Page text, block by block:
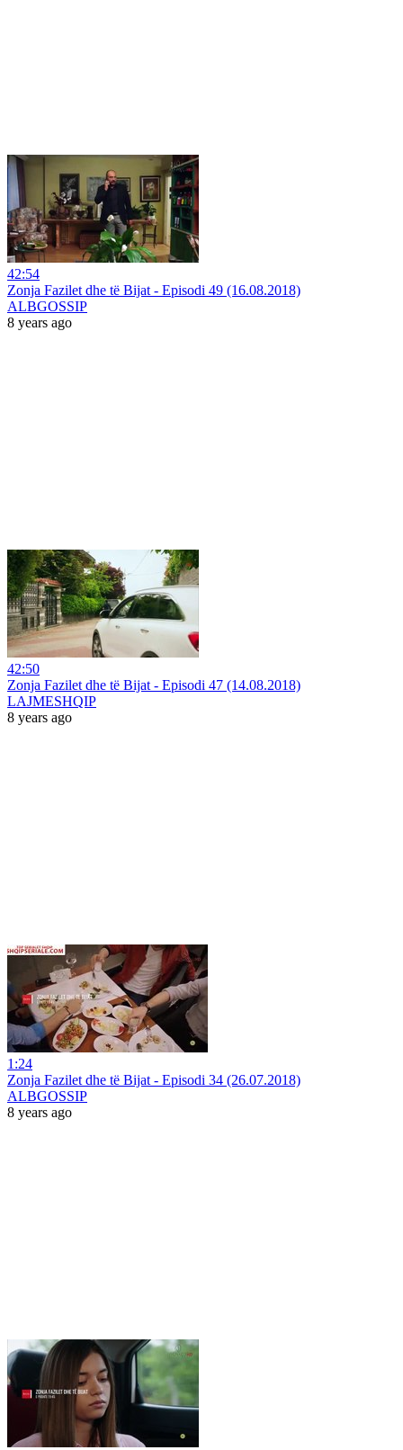
42:54
Zonja Fazilet dhe të Bijat - Episodi 49 (16.08.2018)
ALBGOSSIP
8 years ago
42:50
Zonja Fazilet dhe të Bijat - Episodi 47 (14.08.2018)
LAJMESHQIP
8 years ago
1:24
Zonja Fazilet dhe të Bijat - Episodi 34 (26.07.2018)
ALBGOSSIP
8 years ago